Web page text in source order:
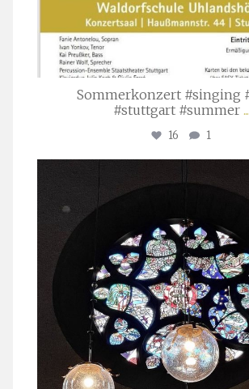
Sommerkonzert #singing
#stuttgart #summer ...
16 1
Apr. 1